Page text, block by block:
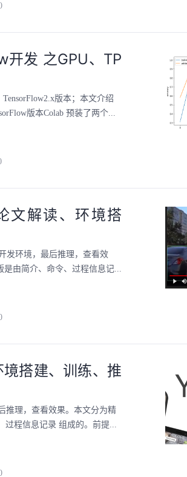
开发 之GPU、TP
版本；本文介绍
版本Colab 预装了两个...
文解读、环境搭
发环境，最后推理，查看效
是由简介、命令、过程信息记...
搭建、训练、推
推理，查看效果。本文分为精
过程信息记录 组成的。前提...